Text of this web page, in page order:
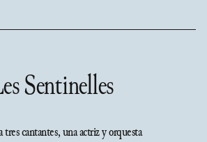
Sentinelles
tres cantantes, una actriz y orquesta